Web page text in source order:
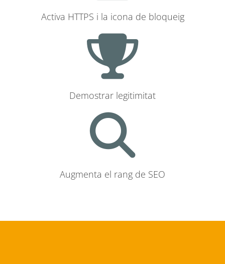
Activa HTTPS i la icona de bloqueig
Demostrar legitimitat
Augmenta el rang de SEO